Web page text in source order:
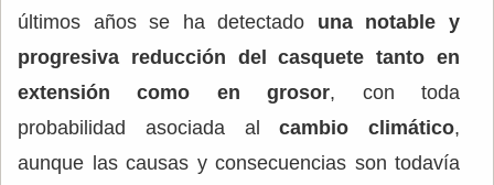
últimos años se ha detectado una notable y
progresiva reducción del casquete tanto en
extensión como en grosor, con toda
probabilidad asociada alcambio climático,
aunque las causas y consecuencias son todavía